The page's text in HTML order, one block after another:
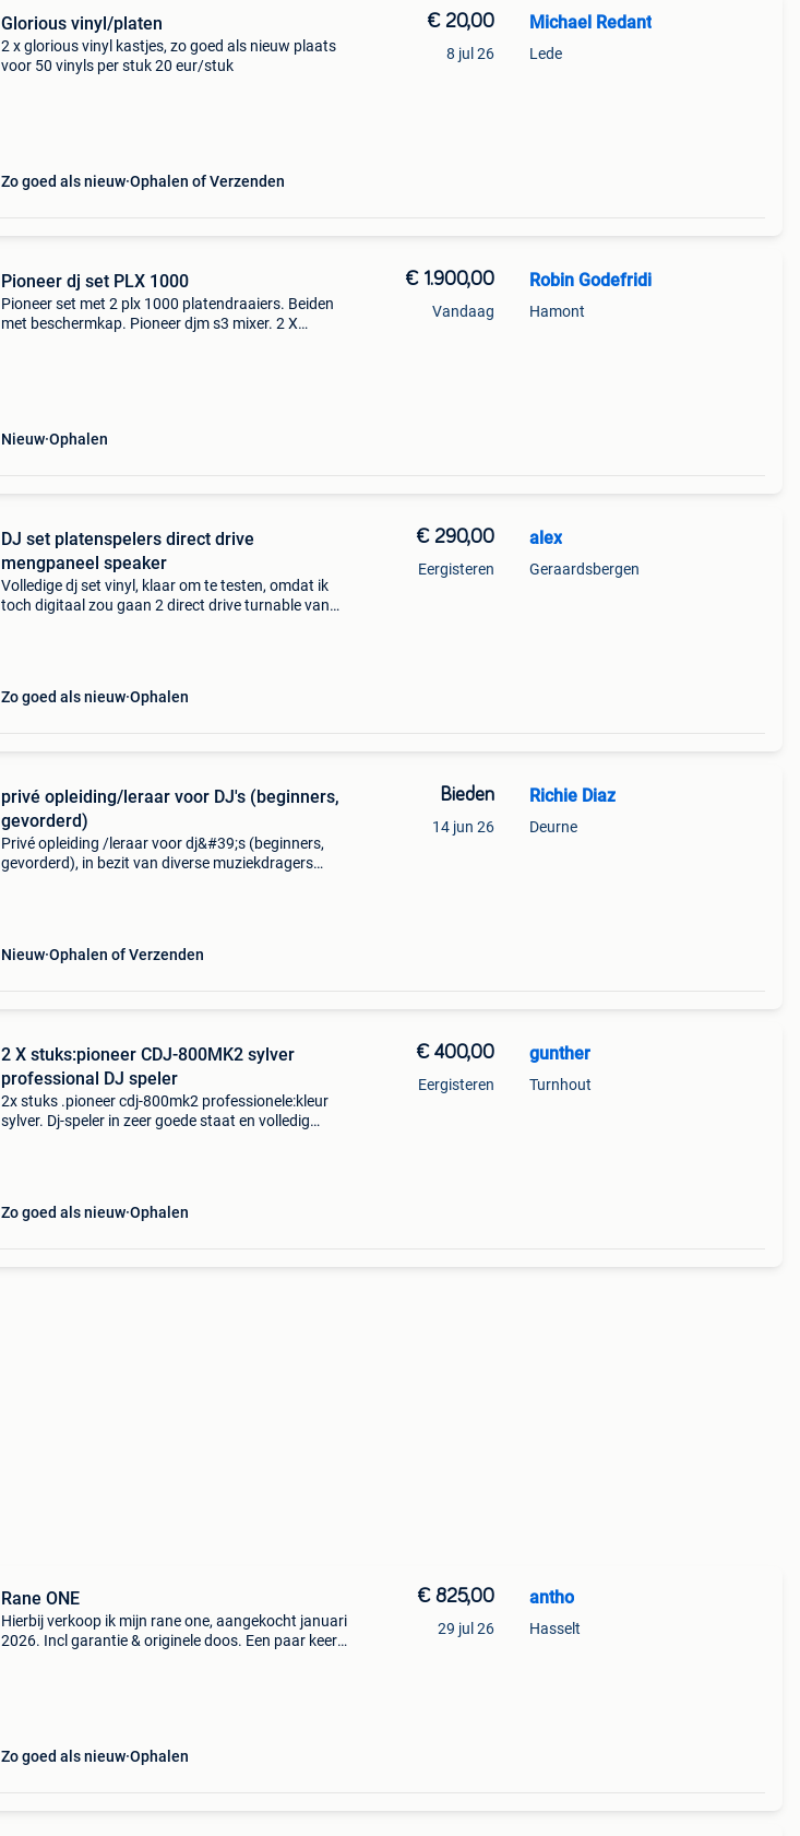
Glorious vinyl/platen
2 x glorious vinyl kastjes, zo goed als nieuw plaats
voor 50 vinyls per stuk 20 eur/stuk
Zo goed als nieuw Ophalen of Verzenden
€ 20,00
8 jul 26
Michael Redant
Lede
Pioneer dj set PLX 1000
Pioneer set met 2 plx 1000 platendraaiers. Beiden
met beschermkap. Pioneer djm s3 mixer. 2 X
Nieuw Ophalen
€ 1.900,00
Vandaag
Robin Godefridi
Hamont
DJ set platenspelers direct drive
mengpaneel speaker
Volledige dj set vinyl, klaar om te testen, omdat ik
toch digitaal zou gaan 2 direct drive turnable van
Zo goed als nieuw Ophalen
€ 290,00
Eergisteren
alex
Geraardsbergen
privé opleiding/leraar voor DJ's (beginners,
gevorderd)
Privé opleiding /leraar voor dj&#39;s (beginners,
gevorderd), in bezit van diverse muziekdragers
Nieuw Ophalen of Verzenden
Bieden
14 jun 26
Richie Diaz
Deurne
2 X stuks:pioneer CDJ-800MK2 sylver
professional DJ speler
2x stuks .pioneer cdj-800mk2 professionele:kleur
sylver. Dj-speler in zeer goede staat en volledig
Zo goed als nieuw Ophalen
€ 400,00
Eergisteren
gunther
Turnhout
Rane ONE
Hierbij verkoop ik mijn rane one, aangekocht januari
2026. Incl garantie & originele doos. Een paar keer
Zo goed als nieuw Ophalen
€ 825,00
29 jul 26
antho
Hasselt